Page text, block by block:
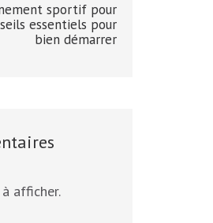
sportif pour
essentiels pour
bien démarrer
afficher.